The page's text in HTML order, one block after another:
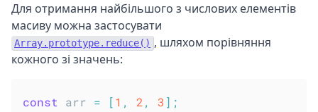
Для отримання найбільшого з числових елементів
масиву можна застосувати
Array.prototype.reduce() , шляхом порівняння
кожного зі значень:
const arr = [1 , 2 , 3 ] ;